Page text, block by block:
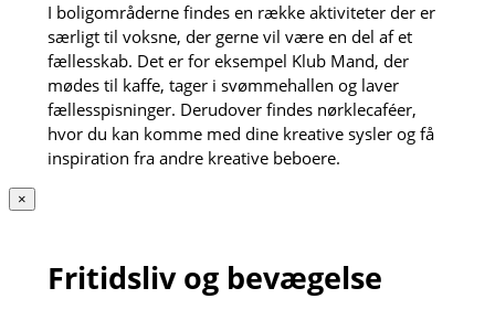
I boligområderne findes en række aktiviteter der er
særligt til voksne, der gerne vil være en del af et
fællesskab. Det er for eksempel Klub Mand, der
mødes til kaffe, tager i svømmehallen og laver
fællesspisninger. Derudover findes nørklecaféer,
hvor du kan komme med dine kreative sysler og få
inspiration fra andre kreative beboere.
×
Fritidsliv og bevægelse